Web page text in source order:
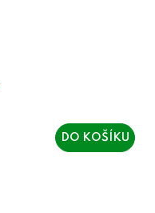
DO KOŠÍKU